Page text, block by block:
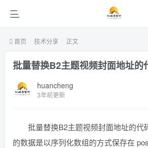
首页 技术分享 正文
批量替换B2主题视频封面地址的
huancheng
3年前更新
批量替换B2主题视频封面地址的代
的数据是以序列化数组的方式保存在